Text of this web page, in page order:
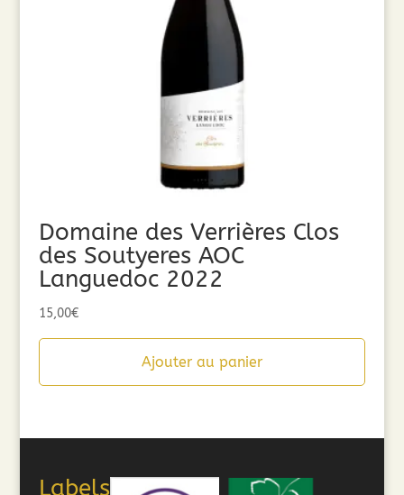
Domaine des Verrières Clos
des Soutyeres AOC
Languedoc 2022
15,00€
Ajouter au panier
Labels